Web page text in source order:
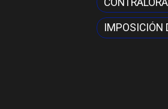
IMPOSICIÓN